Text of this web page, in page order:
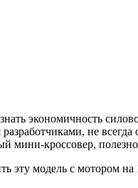
экономичность
не
мини-кроссовер,
эту модель с мотором